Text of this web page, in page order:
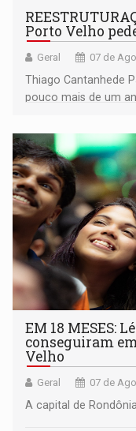
Porto Velho
Geral 07 de
Thiago Cantanhede
pouco mais de um
EM 18 MESES:
conseguiram
Velho
Geral 07 de
A capital de